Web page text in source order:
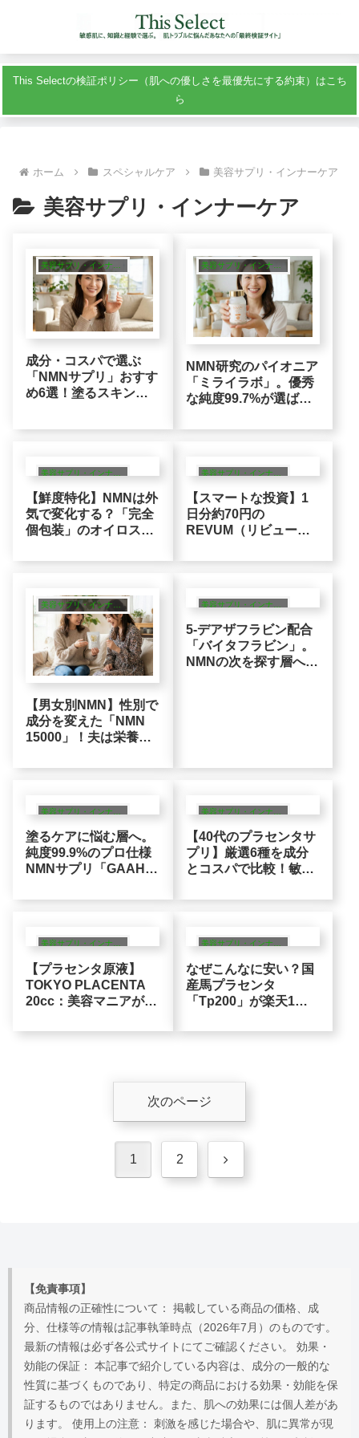
This Selectの検証ポリシー（肌への優しさを最優先にする約束）はこち
ら
ホーム スペシャルケア 美容サプリ・インナーケア
美容サプリ・インナーケア
成分・コスパで選ぶ
「NMNサプリ」おすす
め6選！塗るスキンケ
NMN研究のパイオニア
「ミライラボ」。優秀
な純度99.7%が選ばれ
【鮮度特化】NMNは外
気で変化する？「完全
個包装」のオイロスト
ロジック
【スマートな投資】1
日分約70円の
REVUM（リビュー
ク！コスパ派の頼れる
美容サプリ・インナーケア
【男女別NMN】性別で
成分を変えた「NMN
15000」！夫は栄養、
由
5-デアザフラビン配合
「バイタフラビン」。
NMNの次を探す層への
塗るケアに悩む層へ。
純度99.9%のプロ仕様
NMNサプリ「GAAH」
【40代のプラセンタサ
プリ】厳選6種を成分
とコスパで比較！敏感
酸戦略」
美容サプリ・インナーケア
【プラセンタ原液】
TOKYO PLACENTA
20cc：美容マニアが行
美容サプリ・インナーケア
なぜこんなに安い？国
産馬プラセンタ
「Tp200」が楽天1
が選ぶ原価論理
次のページ
1 2 次
【免責事項】
商品情報の正確性について： 掲載している商品の価格、成
分、仕様等の情報は記事執筆時点（2026年7月）のものです。
最新の情報は必ず各公式サイトにてご確認ください。 効果・
効能の保証： 本記事で紹介している内容は、成分の一般的な
性質に基づくものであり、特定の商品における効果・効能を保
証するものではありません。また、肌への効果には個人差があ
ります。 使用上の注意： 刺激を感じた場合や、肌に異常が現